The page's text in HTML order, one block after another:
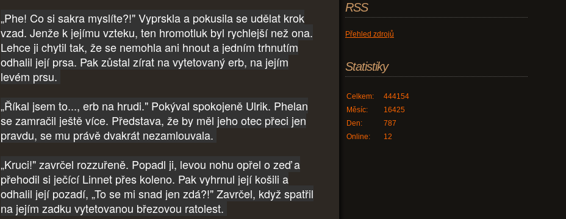
„Phe! Co si sakra myslíte?!" Vyprskla a pokusila se udělat krok
vzad. Jenže k jejímu vzteku, ten hromotluk byl rychlejší než ona.
Lehce ji chytil tak, že se nemohla ani hnout a jedním trhnutím
odhalil její prsa. Pak zůstal zírat na vytetovaný erb, na jejím
levém prsu.
„Říkal jsem to..., erb na hrudi." Pokýval spokojeně Ulrik. Phelan
se zamračil ještě více. Představa, že by měl jeho otec přeci jen
pravdu, se mu právě dvakrát nezamlouvala.
„Kruci!" zavrčel rozzuřeně. Popadl ji, levou nohu opřel o zeď a
přehodil si ječící Linnet přes koleno. Pak vyhrnul její košili a
odhalil její pozadí, „To se mi snad jen zdá?!" Zavrčel, když spatřil
na jejím zadku vytetovanou březovou ratolest.
RSS
Přehled zdrojů
Statistiky
Online: 12
Celkem:
444154
Měsíc:
16425
Den:
787